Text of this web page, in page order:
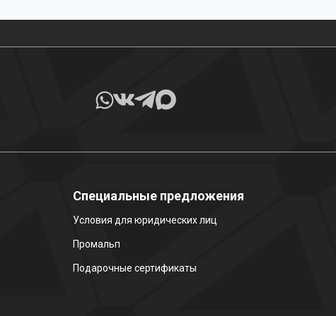
Специальные предложения
Условия для юридических лиц
Промальп
Подарочные сертификаты